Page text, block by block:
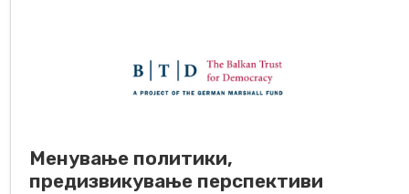
Менување политики,
предизвикување перспективи